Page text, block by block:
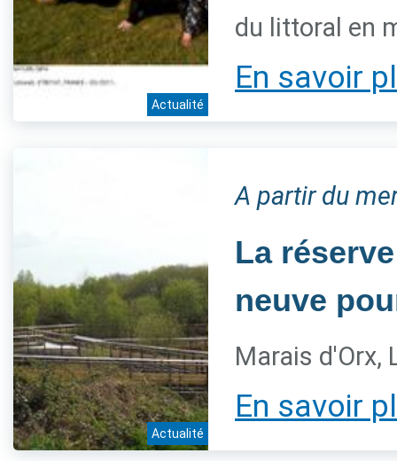
Actualité
du littoral en
En savoir
Actualité
A partir du
La
neuve
Marais d'Orx,
En savoir